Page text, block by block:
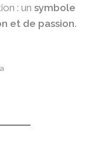
: un symbole
et de passion.